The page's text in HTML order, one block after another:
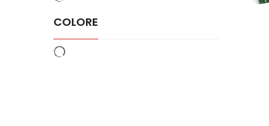
COLORE